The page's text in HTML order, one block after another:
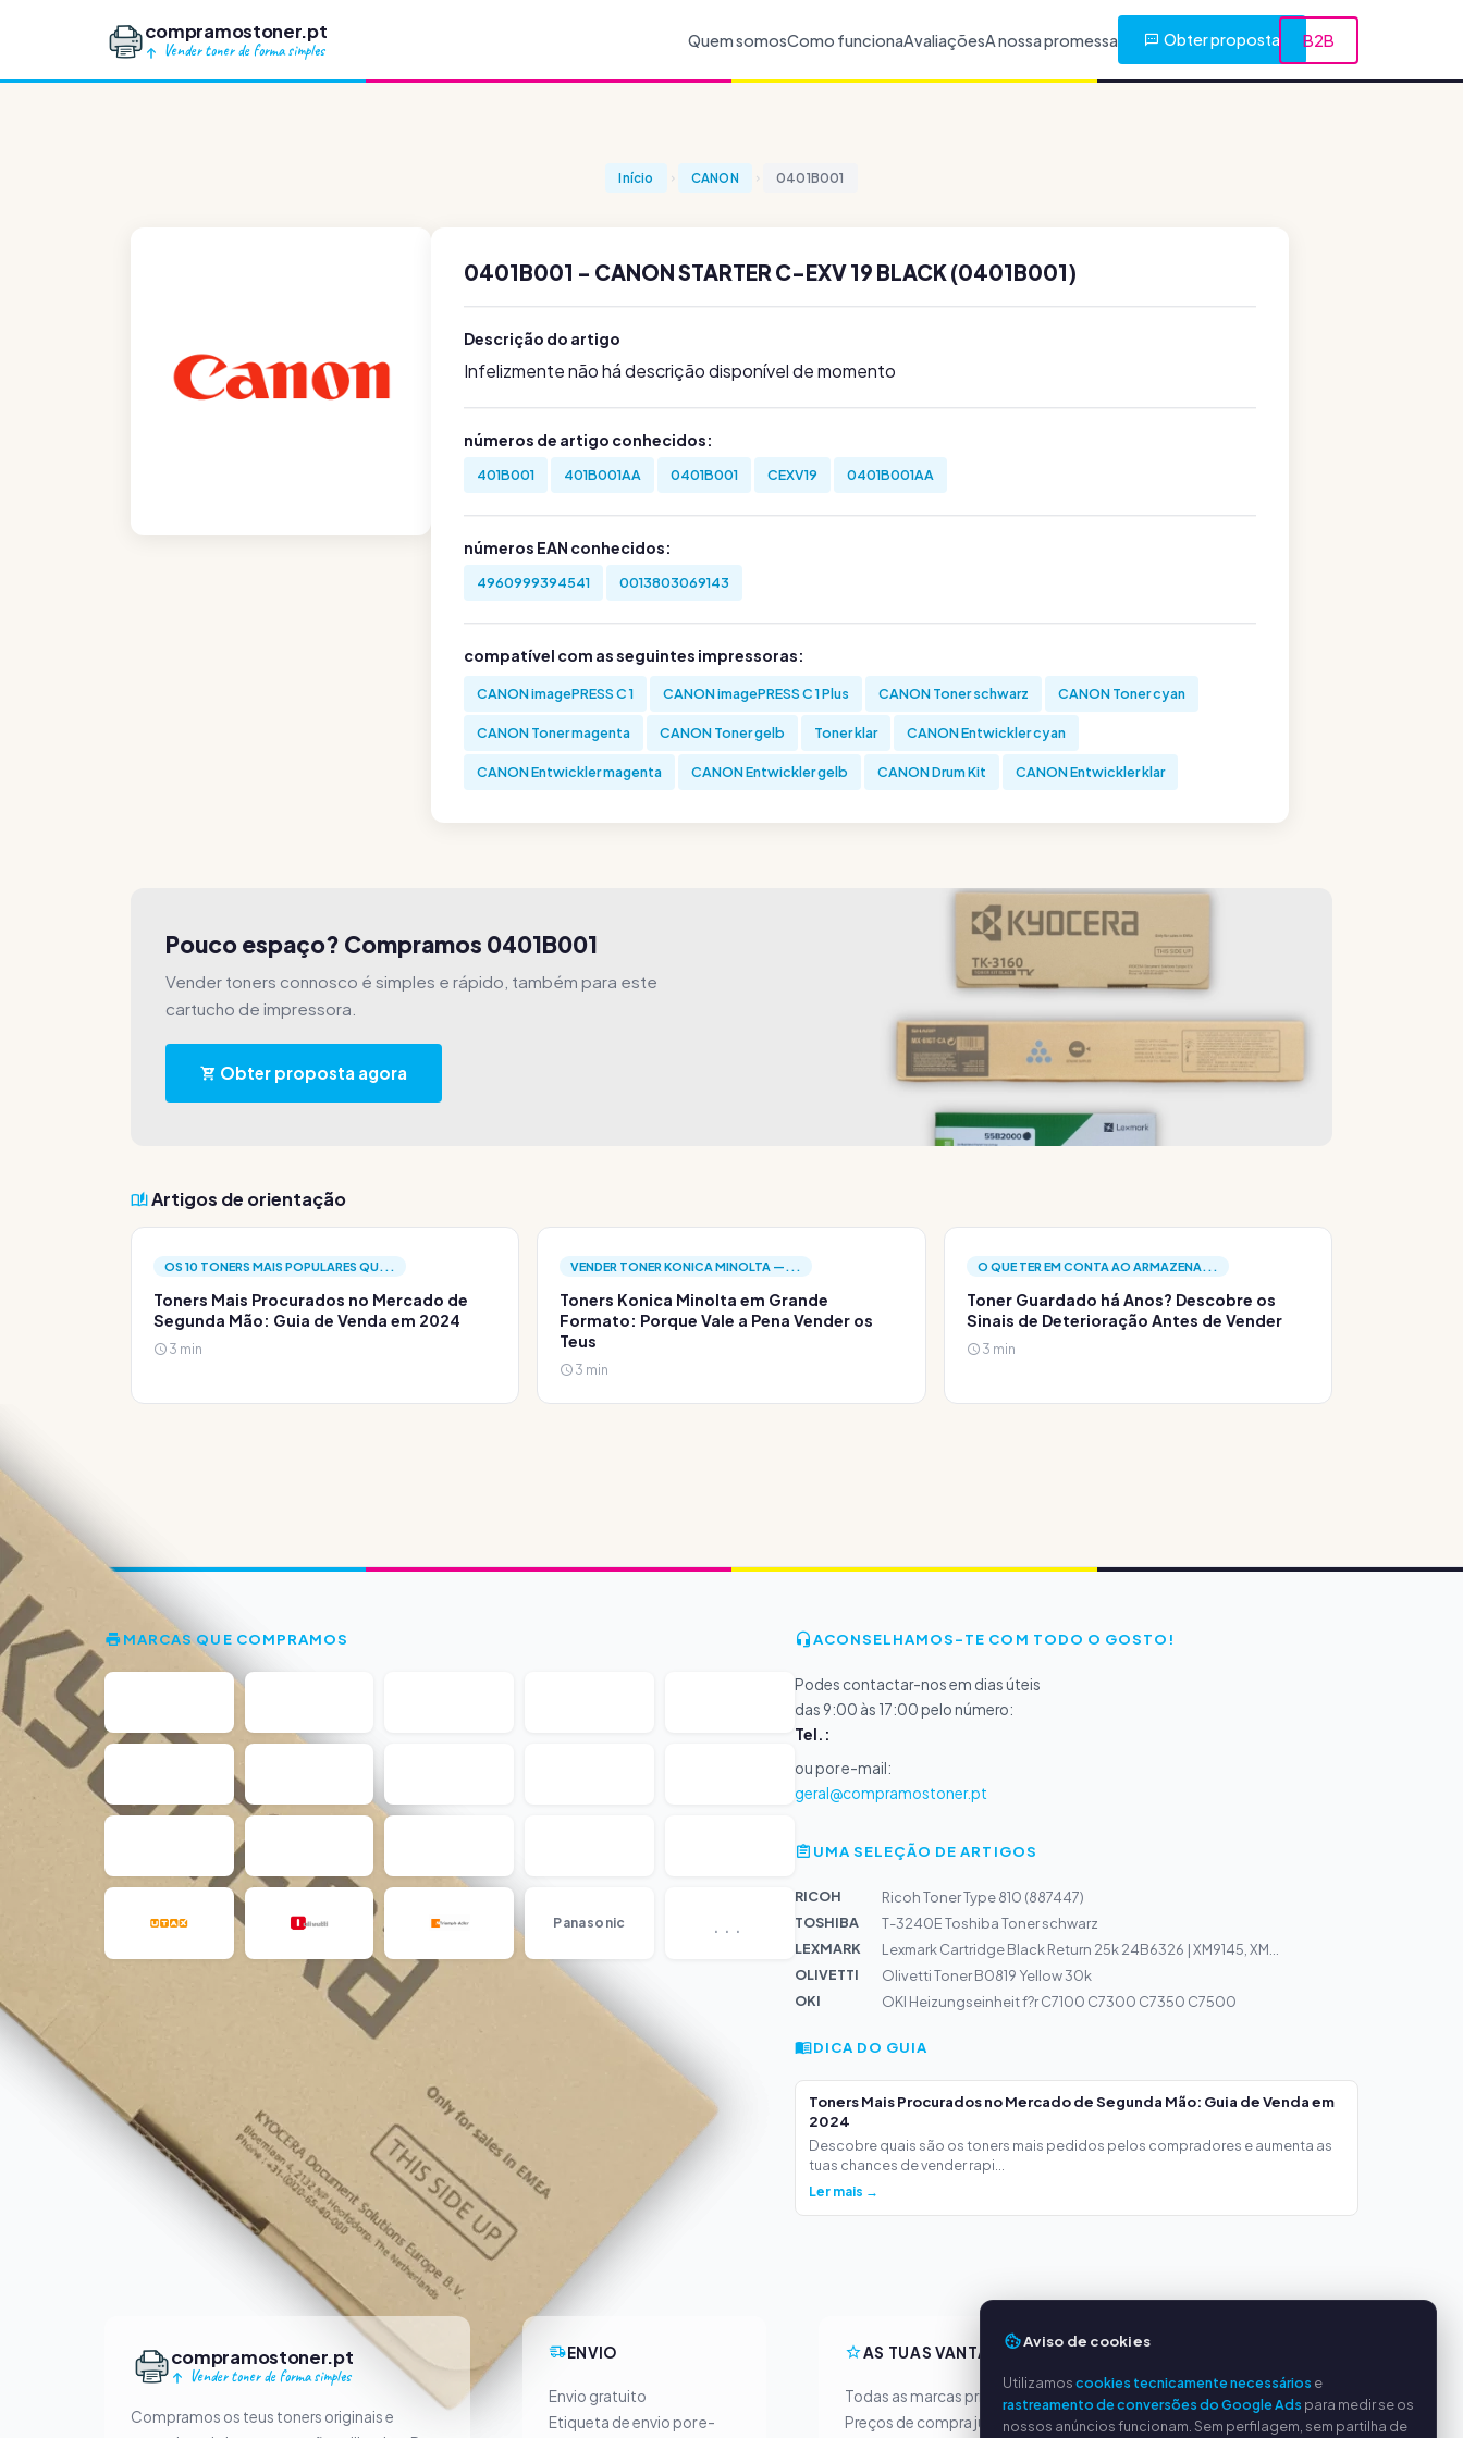
compramostoner.pt
Vender toner de forma simples
Quem somosComo funcionaAvaliaçõesA nossa promessa Obter proposta B2B
Início CANON 0401B001
0401B001 - CANON STARTER C-EXV 19 BLACK (0401B001)
Descrição do artigo
Infelizmente não há descrição disponível de momento
números de artigo conhecidos:
401B001 401B001AA 0401B001 CEXV19 0401B001AA
números EAN conhecidos:
4960999394541 0013803069143
compatível com as seguintes impressoras:
CANON imagePRESS C 1 CANON imagePRESS C 1 Plus CANON Toner schwarz CANON Toner cyan
CANON Toner magenta CANON Toner gelb Toner klar CANON Entwickler cyan
CANON Entwickler magenta CANON Entwickler gelb CANON Drum Kit CANON Entwickler klar
Pouco espaço? Compramos 0401B001
Vender toners connosco é simples e rápido, também para este
cartucho de impressora.
Obter proposta agora
Artigos de orientação
OS 10 TONERS MAIS POPULARES QU...
Toners Mais Procurados no Mercado de
Segunda Mão: Guia de Venda em 2024
3 min
VENDER TONER KONICA MINOLTA —...
Toners Konica Minolta em Grande
Formato: Porque Vale a Pena Vender os
Teus
3 min
O QUE TER EM CONTA AO ARMAZENA...
Toner Guardado há Anos? Descobre os
Sinais de Deterioração Antes de Vender
3 min
MARCAS QUE COMPRAMOS
Panasonic ...
ACONSELHAMOS-TE COM TODO O GOSTO!
Podes contactar-nos em dias úteis
das 9:00 às 17:00 pelo número:
Tel.:
ou por e-mail:
geral@compramostoner.pt
UMA SELEÇÃO DE ARTIGOS
RICOH
Ricoh Toner Type 810 (887447)
TOSHIBA
T-3240E Toshiba Toner schwarz
LEXMARK
Lexmark Cartridge Black Return 25k 24B6326 | XM9145, XM...
OLIVETTI
Olivetti Toner B0819 Yellow 30k
OKI
OKI Heizungseinheit f?r C7100 C7300 C7350 C7500
DICA DO GUIA
Toners Mais Procurados no Mercado de Segunda Mão: Guia de Venda em
2024
Descobre quais são os toners mais pedidos pelos compradores e aumenta as
tuas chances de vender rapi...
Ler mais →
compramostoner.pt
Vender toner de forma simples
Compramos os teus toners originais e
ENVIO
Envio gratuito
Etiqueta de envio por e-
AS TUAS VANTAGENS
Todas as marcas principais
Preços de compra justos
Sobre nós
Política de privacidade
Aviso de cookies
Utilizamoscookies tecnicamente necessários e
rastreamento de conversões do Google Ads para medir se os
nossos anúncios funcionam. Sem perfilagem, sem partilha de